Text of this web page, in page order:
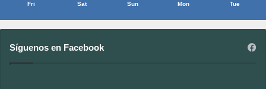
Fri Sat Sun Mon Tue
Síguenos en Facebook